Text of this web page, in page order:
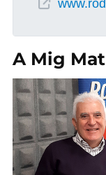
A Mig